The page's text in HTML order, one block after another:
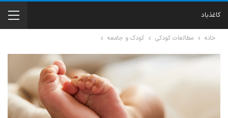
کاغذباد
خانه مطالعات کودکی کودک و جامعه